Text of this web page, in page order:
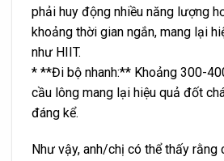
phải huy động nhiều năng lượng
khoảng thời gian ngắn, mang lại
như HIIT.
* **Đi bộ nhanh:** Khoảng 300-
cầu lông mang lại hiệu quả đốt
đáng kể.
Như vậy, anh/chị có thể thấy